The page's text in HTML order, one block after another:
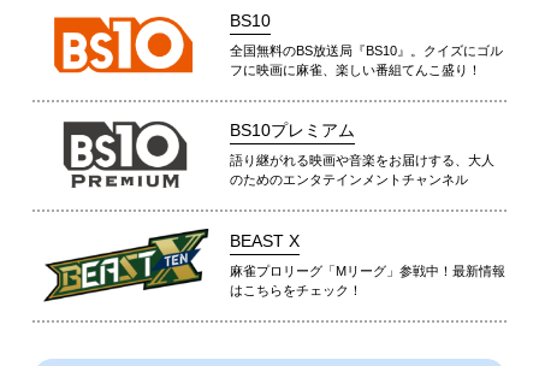
BS10
全国無料のBS放送局『BS10』。クイズにゴル
フに映画に麻雀、楽しい番組てんこ盛り！
BS10プレミアム
語り継がれる映画や音楽をお届けする、大人
のためのエンタテインメントチャンネル
BEAST X
麻雀プロリーグ「Mリーグ」参戦中！最新情報
はこちらをチェック！